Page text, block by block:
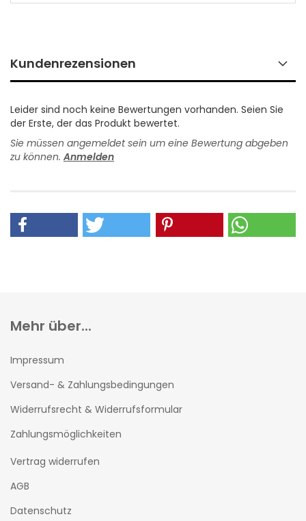
Kundenrezensionen
Leider sind noch keine Bewertungen vorhanden. Seien Sie
der Erste, der das Produkt bewertet.
Sie müssen angemeldet sein um eine Bewertung abgeben
zu können. Anmelden
Mehr über...
Impressum
Versand- & Zahlungsbedingungen
Widerrufsrecht & Widerrufsformular
Zahlungsmöglichkeiten
Vertrag widerrufen
AGB
Datenschutz